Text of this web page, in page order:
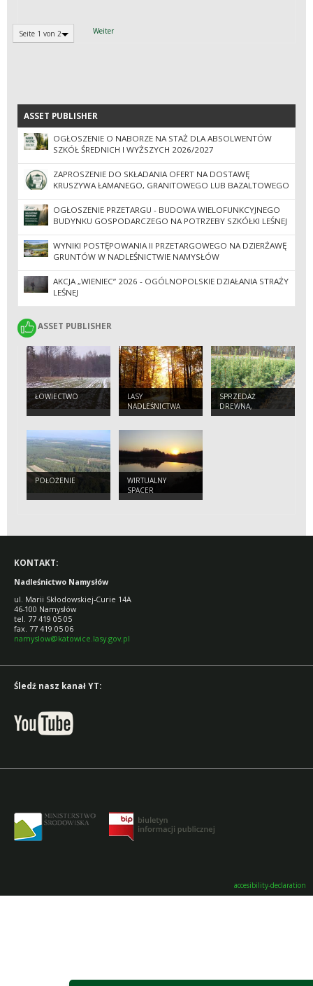
Seite 1 von 2 Weiter
ASSET PUBLISHER
ASSET PUBLISHER
OGŁOSZENIE O NABORZE NA STAŻ DLA ABSOLWENTÓW
SZKÓŁ ŚREDNICH I WYŻSZYCH 2026/2027
ZAPROSZENIE DO SKŁADANIA OFERT NA DOSTAWĘ
KRUSZYWA ŁAMANEGO, GRANITOWEGO LUB BAZALTOWEGO
OGŁOSZENIE PRZETARGU - BUDOWA WIELOFUNKCYJNEGO
BUDYNKU GOSPODARCZEGO NA POTRZEBY SZKÓŁKI LEŚNEJ
WYNIKI POSTĘPOWANIA II PRZETARGOWEGO NA DZIERŻAWĘ
GRUNTÓW W NADLEŚNICTWIE NAMYSŁÓW
AKCJA „WIENIEC” 2026 - OGÓLNOPOLSKIE DZIAŁANIA STRAŻY
LEŚNEJ
ASSET PUBLISHER
ASSET PUBLISHER
ŁOWIECTWO
LASY
NADLEŚNICTWA
SPRZEDAŻ
DREWNA,
CHOINEK I
POŁOŻENIE
WIRTUALNY
SPACER
KONTAKT:
Nadleśnictwo Namysłów
ul. Marii Skłodowskiej-Curie 14A
46-100 Namysłów
tel. 77 419 05 05
fax. 77 419 05 06
namyslow@katowice.lasy.gov.pl
Śledź nasz kanał YT:
accesibility-declaration